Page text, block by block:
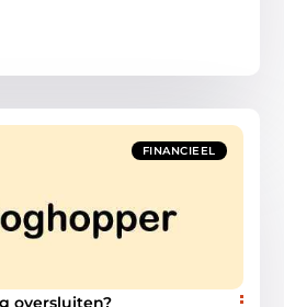
FINANCIEEL
oversluiten?